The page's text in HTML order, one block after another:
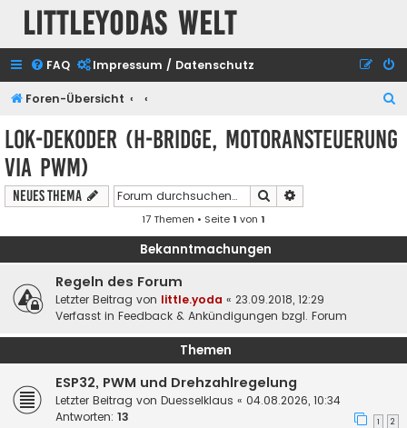
Littleyodas Welt
FAQ Impressum / Datenschutz
Foren-Übersicht
Lok-Dekoder (H-Bridge, Motoransteuerung
via PWM)
Neues Thema Suche
17 Themen • Seite1 von 1
Bekanntmachungen
Regeln des Forum
Letzter Beitrag von little.yoda « 23.09.2018, 12:29
Verfasst in Feedback & Ankündigungen bzgl. Forum
Themen
ESP32, PWM und Drehzahlregelung
Letzter Beitrag von Duesselklaus « 04.08.2026, 10:34
Antworten: 13 1 2